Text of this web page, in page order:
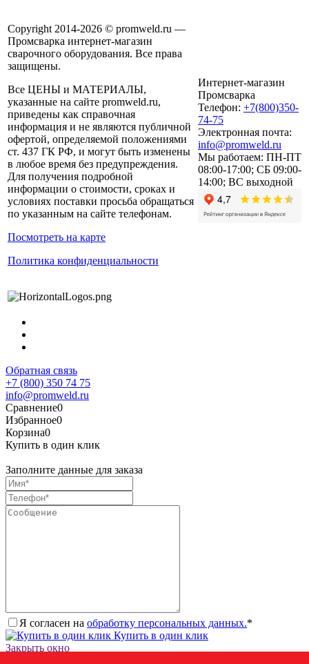
Copyright 2014-2026 © promweld.ru —
Промсварка интернет-магазин
сварочного оборудования. Все права
защищены.
Все ЦЕНЫ и МАТЕРИАЛЫ,
указанные на сайте promweld.ru,
приведены как справочная
информация и не являются публичной
офертой, определяемой положениями
ст. 437 ГК РФ, и могут быть изменены
в любое время без предупреждения.
Для получения подробной
информации о стоимости, сроках и
условиях поставки просьба обращаться
по указанным на сайте телефонам.
Посмотреть на карте
Политика конфиденциальности
Интернет-магазин
Промсварка
Телефон: +7(800)350-
74-75
Электронная почта:
info@promweld.ru
Мы работаем: ПН-ПТ
08:00-17:00; СБ 09:00-
14:00; ВС выходной
Обратная связь
+7 (800) 350 74 75
info@promweld.ru
Сравнение0
Избранное0
Корзина0
Купить в один клик
Заполните данные для заказа
Я согласен на обработку персональных данных.*
Купить в один клик
Закрыть окно